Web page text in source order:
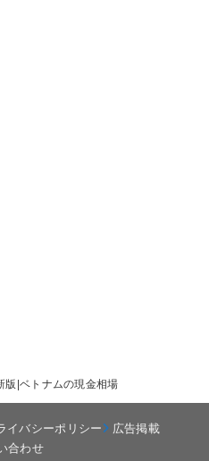
版|ベトナムの現金相場
イバシーポリシー
広告掲載
合わせ